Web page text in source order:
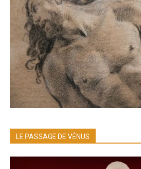
LE PASSAGE DE VÉNUS